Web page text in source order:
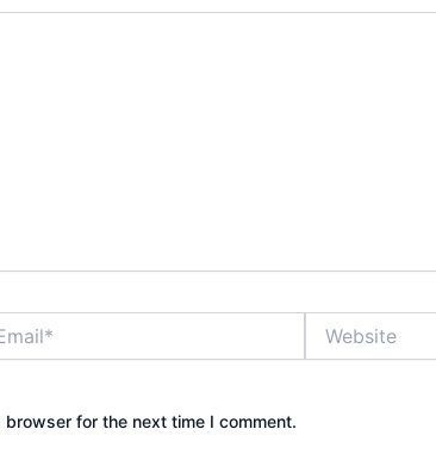
for the next time I comment.